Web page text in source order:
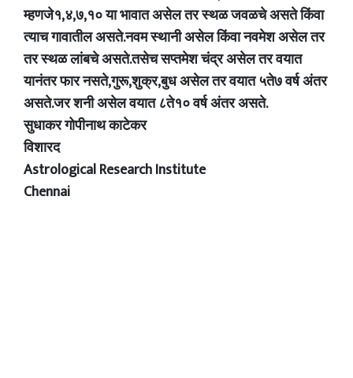
म्हणजे१,४,७,१० या भावात असेल तर स्थळ जवळचे असते किंवा
त्याच गावातील असते.नवम स्थानी असेल किंवा नवमेश असेल तर
तर स्थळ लांबचे असते.तसेच सप्तमेश चंद्र असेल तर वयात
यानंतर फार नसते,गुरू,शुक्र,बुध असेल तर वयात ५ते७ वर्ष अंतर
असते.जर शनी असेल वयात ८ते१० वर्ष अंतर असते.
सुधाकर गोपीनाथ काटेकर
विशारद
Astrological Research Institute
Chennai